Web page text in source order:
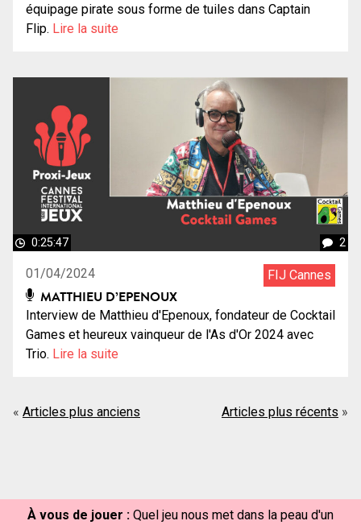
équipage pirate sous forme de tuiles dans Captain
Flip. Lire la suite
0:25:47 2
01/04/2024 FIJ Cannes
MATTHIEU D’EPENOUX
Interview de Matthieu d'Epenoux, fondateur de Cocktail
Games et heureux vainqueur de l'As d'Or 2024 avec
Trio. Lire la suite
Navigation
Articles plus anciens Articles plus récents
À vous de jouer : Quel jeu nous met dans la peau d'un